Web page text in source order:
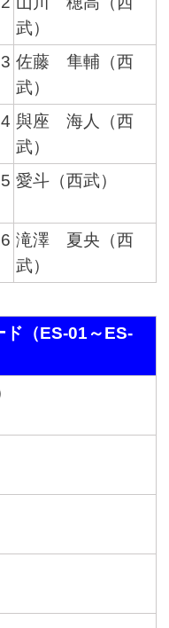
武）
佐藤 隼輔（西
武）
與座 海人（西
武）
愛斗（西武）
滝澤 夏央（西
武）
ド（ES-01～ES-